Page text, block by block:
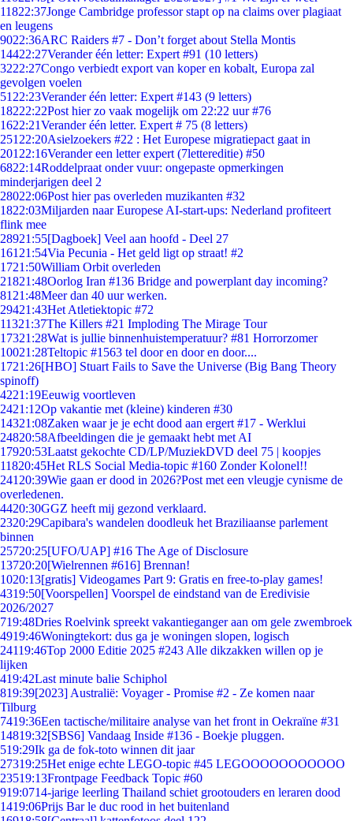
11822:37Jonge Cambridge professor stapt op na claims over plagiaat
en leugens
9022:36ARC Raiders #7 - Don’t forget about Stella Montis
14422:27Verander één letter: Expert #91 (10 letters)
3222:27Congo verbiedt export van koper en kobalt, Europa zal
gevolgen voelen
51 22:23Verander één letter: Expert #143 (9 letters)
18222:22Post hier zo vaak mogelijk om 22:22 uur #76
1622:21Verander één letter. Expert # 75 (8 letters)
251 22:20Asielzoekers #22 : Het Europese migratiepact gaat in
201 22:16Verander een letter expert (7lettereditie) #50
6822:14Roddelpraat onder vuur: ongepaste opmerkingen
minderjarigen deel 2
28022:06Post hier pas overleden muzikanten #32
1822:03Miljarden naar Europese AI-start-ups: Nederland profiteert
flink mee
28921:55[Dagboek] Veel aan hoofd - Deel 27
161 21:54Via Pecunia - Het geld ligt op straat! #2
1721:50William Orbit overleden
21821:48Oorlog Iran #136 Bridge and powerplant day incoming?
81 21:48Meer dan 40 uur werken.
29421:43Het Atletiektopic #72
11321:37The Killers #21 Imploding The Mirage Tour
17321:28Wat is jullie binnenhuistemperatuur? #81 Horrorzomer
10021:28Teltopic #1563 tel door en door en door....
1721:26[HBO] Stuart Fails to Save the Universe (Big Bang Theory
spinoff)
4221:19Eeuwig voortleven
2421:12Op vakantie met (kleine) kinderen #30
14321:08Zaken waar je je echt dood aan ergert #17 - Werklui
24820:58Afbeeldingen die je gemaakt hebt met AI
17920:53Laatst gekochte CD/LP/MuziekDVD deel 75 | koopjes
11820:45Het RLS Social Media-topic #160 Zonder Kolonel!!
241 20:39Wie gaan er dood in 2026?Post met een vleugje cynisme de
overledenen.
4420:30GGZ heeft mij gezond verklaard.
2320:29Capibara's wandelen doodleuk het Braziliaanse parlement
binnen
25720:25[UFO/UAP] #16 The Age of Disclosure
13720:20[Wielrennen #616] Brennan!
1020:13[gratis] Videogames Part 9: Gratis en free-to-play games!
4319:50[Voorspellen] Voorspel de eindstand van de Eredivisie
2026/2027
719:48Dries Roelvink spreekt vakantieganger aan om gele zwembroek
4919:46Woningtekort: dus ga je woningen slopen, logisch
24119:46Top 2000 Editie 2025 #243 Alle dikzakken willen op je
lijken
419:42Last minute balie Schiphol
819:39[2023] Australië: Voyager - Promise #2 - Ze komen naar
Tilburg
7419:36Een tactische/militaire analyse van het front in Oekraïne #31
14819:32[SBS6] Vandaag Inside #136 - Boekje pluggen.
519:29Ik ga de fok-toto winnen dit jaar
27319:25Het enige echte LEGO-topic #45 LEGOOOOOOOOOOO
23519:13Frontpage Feedback Topic #60
919:0714-jarige leerling Thailand schiet grootouders en leraren dood
1419:06Prijs Bar le duc rood in het buitenland